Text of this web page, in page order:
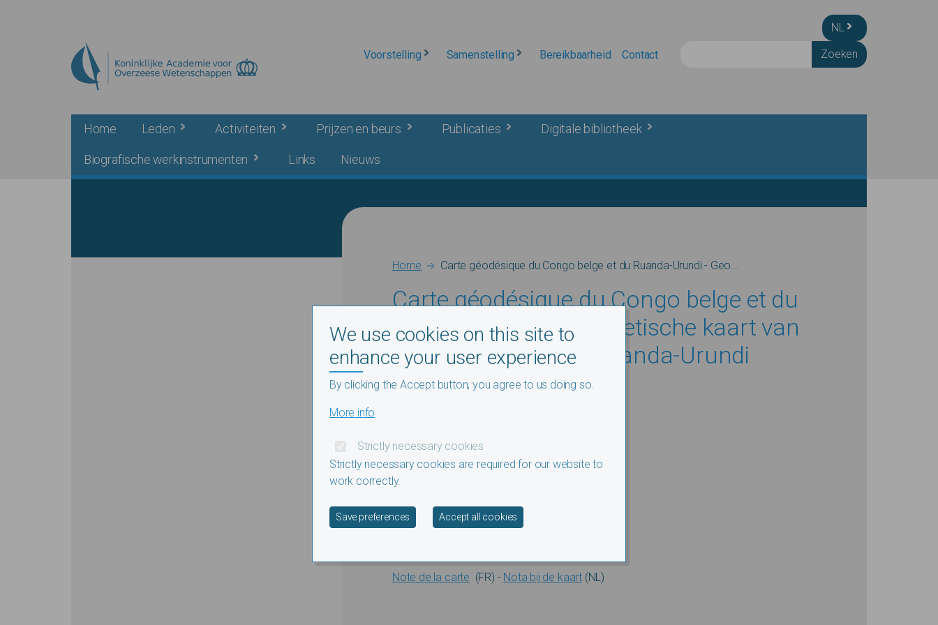
NL
Voorstelling Samenstelling Bereikbaarheid Contact
Home Leden Activiteiten Prijzen en beurs Publicaties Digitale bibliotheek
Biografische werkinstrumenten Links Nieuws
Breadcrumb
Home Carte géodésique du Congo belge et du Ruanda-Urundi - Geo...
Carte géodésique du Congo belge et du
Ruanda-Urundi - Geodetische kaart van
Belgisch Congo en Ruanda-Urundi
Note de la carte (FR) - Nota bij de kaart(NL)
We use cookies on this site to
enhance your user experience
By clicking the Accept button, you agree to us doing so.
More info
Strictly necessary cookies
Strictly necessary cookies are required for our website to
work correctly.
Save preferences Accept all cookies